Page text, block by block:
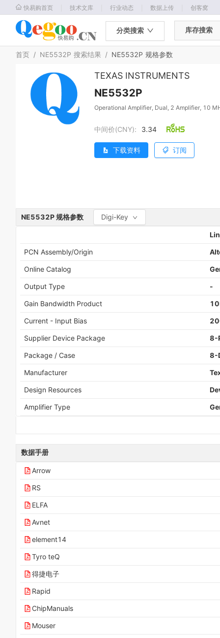
快易购首页 技术文库 行业动态 数据上传 创客窝
分类搜索 库存搜索
首页 / NE5532P 搜索结果 / NE5532P 规格参数
TEXAS INSTRUMENTS
NE5532P
Operational Amplifier, Dual, 2 Amplifier, 10
中间价(CNY): 3.34
下载资料 订阅
NE5532P规格参数 Digi-Key
PCN Assembly/Origin
Online Catalog
Output Type -
Gain Bandwidth Product
Current - Input Bias
Supplier Device Package 8-
Package / Case 8-
Manufacturer
Design Resources
Amplifier Type
数据手册
Arrow
RS
ELFA
Avnet
element14
Tyro teQ
得捷电子
Rapid
ChipManuals
Mouser